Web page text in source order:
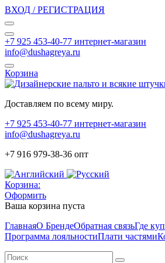
ВХОД / РЕГИСТРАЦИЯ
+7 925 453-40-77 интернет-магазин
info@dushagreya.ru
Корзина
Доставляем по всему миру.
+7 925 453-40-77 интернет-магазин
info@dushagreya.ru
+7 916 979-38-36 опт
Корзина:
Оформить
Ваша корзина пуста
ГлавнаяО БрендеОбратная связьГде
Программа лояльностиПлати частями